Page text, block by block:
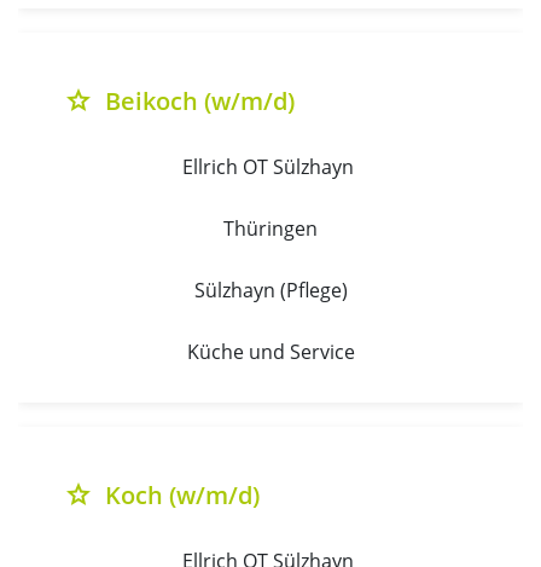
grade Beikoch (w/m/d)
Ellrich OT Sülzhayn
Thüringen
Sülzhayn (Pflege)
Küche und Service
grade Koch (w/m/d)
Ellrich OT Sülzhayn